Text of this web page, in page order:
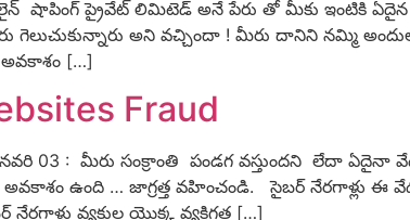
లైన్ షాపింగ్ ప్రైవేట్ లిమిటెడ్ అనే పేరు తో మీకు ఇంటికి
అని వచ్చిందా ! మీరు దానిని నమ్మి
అవకాశం […]
Fraud
జనవరి 03 : మీరు సంక్రాంతి పండగ వస్తుందని లేదా
ఉంది … జాగ్రత్త వహించండి. సైబర్ నేరగాళ్లు ఈ
వ్యక్తుల యొక్క వ్యక్తిగత […]